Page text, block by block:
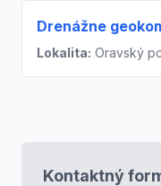
Drenážne
Lokalita: Oravský
Kontaktný